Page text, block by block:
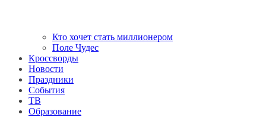
Кто хочет стать миллионером
Поле Чудес
Кроссворды
Новости
Праздники
События
ТВ
Образование